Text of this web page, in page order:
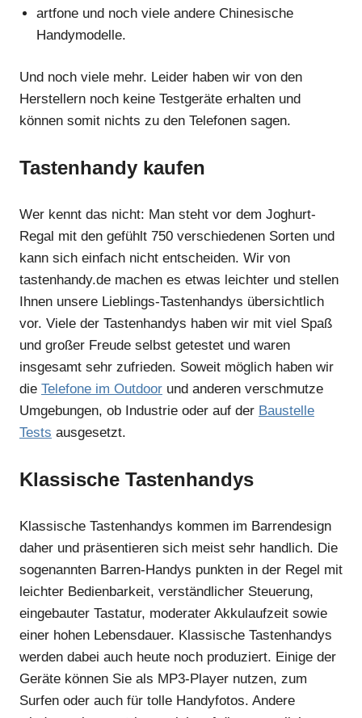
artfone und noch viele andere Chinesische
Handymodelle.
Und noch viele mehr. Leider haben wir von den
Herstellern noch keine Testgeräte erhalten und
können somit nichts zu den Telefonen sagen.
Tastenhandy kaufen
Wer kennt das nicht: Man steht vor dem Joghurt-
Regal mit den gefühlt 750 verschiedenen Sorten und
kann sich einfach nicht entscheiden. Wir von
tastenhandy.de machen es etwas leichter und stellen
Ihnen unsere Lieblings-Tastenhandys übersichtlich
vor. Viele der Tastenhandys haben wir mit viel Spaß
und großer Freude selbst getestet und waren
insgesamt sehr zufrieden. Soweit möglich haben wir
die Telefone im Outdoor und anderen verschmutze
Umgebungen, ob Industrie oder auf der Baustelle
Tests ausgesetzt.
Klassische Tastenhandys
Klassische Tastenhandys kommen im Barrendesign
daher und präsentieren sich meist sehr handlich. Die
sogenannten Barren-Handys punkten in der Regel mit
leichter Bedienbarkeit, verständlicher Steuerung,
eingebauter Tastatur, moderater Akkulaufzeit sowie
einer hohen Lebensdauer. Klassische Tastenhandys
werden dabei auch heute noch produziert. Einige der
Geräte können Sie als MP3-Player nutzen, zum
Surfen oder auch für tolle Handyfotos. Andere